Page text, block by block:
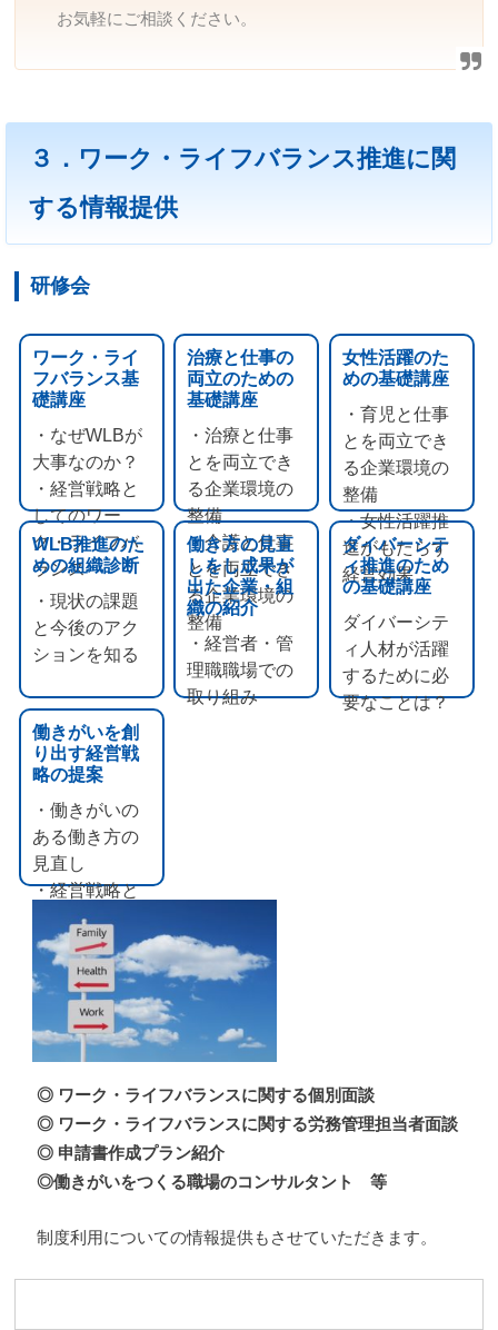
お気軽にご相談ください。
３．ワーク・ライフバランス推進に関
する情報提供
研修会
ワーク・ライ
フバランス基
礎講座
・なぜWLBが
大事なのか？
・経営戦略と
してのワー
ク・ライフバ
ランス
治療と仕事の
両立のための
基礎講座
・治療と仕事
とを両立でき
る企業環境の
整備
・介護と仕事
とを両立でき
る企業環境の
整備
女性活躍のた
めの基礎講座
・育児と仕事
とを両立でき
る企業環境の
整備
・女性活躍推
進がもたらす
経営効果
WLB推進のた
めの組織診断
・現状の課題
と今後のアク
ションを知る
働き方の見直
しをし成果が
出た企業・組
織の紹介
・経営者・管
理職職場での
取り組み
ダイバーシテ
ィ推進のため
の基礎講座
ダイバーシテ
ィ人材が活躍
するために必
要なことは？
働きがいを創
り出す経営戦
略の提案
・働きがいの
ある働き方の
見直し
・経営戦略と
してのダイバ
シティマネジ
メント
◎ ワーク・ライフバランスに関する個別面談
◎ ワーク・ライフバランスに関する労務管理担当者面談
◎ 申請書作成プラン紹介
◎働きがいをつくる職場のコンサルタント
等
制度利用についての情報提供もさせていただきます。